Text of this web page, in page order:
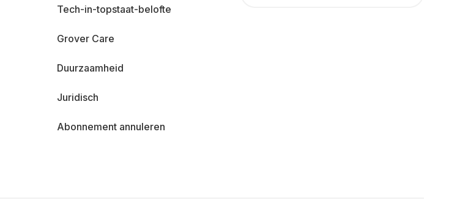
Tech-in-topstaat-belofte
Grover Care
Duurzaamheid
Juridisch
Abonnement annuleren